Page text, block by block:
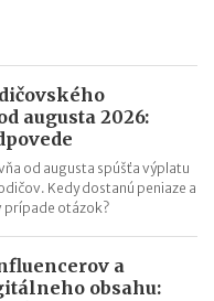
podielov (ESOP) od roku
2024
od dane od roku 2024
od roku 2023
augusta 2026:
od augusta spúšťa výplatu
Kedy dostanú peniaze a
prípade otázok?
a
obsahu: